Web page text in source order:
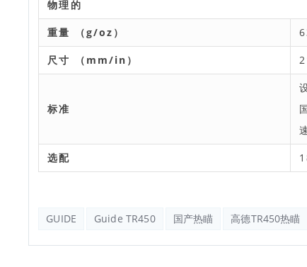
物理的
重量 （g/oz）
尺寸 （mm/in）
标准
选配
GUIDE Guide TR450 国产热瞄 高德TR450热瞄